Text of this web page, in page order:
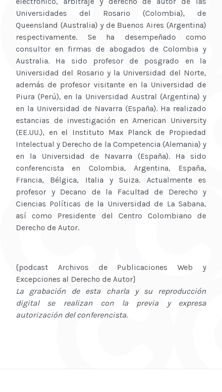
Universidades del Rosario (Colombia), de
Queensland (Australia) y de Buenos Aires (Argentina)
respectivamente. Se ha desempeñado como
consultor en firmas de abogados de Colombia y
Australia. Ha sido profesor de posgrado en la
Universidad del Rosario y la Universidad del Norte,
además de profesor visitante en la Universidad de
Piura (Perú), en la Universidad Austral (Argentina) y
en la Universidad de Navarra (España). Ha realizado
estancias de investigación en American University
(EE.UU.), en el Instituto Max Planck de Propiedad
Intelectual y Derecho de la Competencia (Alemania) y
en la Universidad de Navarra (España). Ha sido
conferencista en Colombia, Argentina, España,
Francia, Bélgica, Italia y Suiza. Actualmente es
profesor y Decano de la Facultad de Derecho y
Ciencias Políticas de la Universidad de La Sabana,
así como Presidente del Centro Colombiano de
Derecho de Autor.
{podcast Archivos de Publicaciones Web y
Excepciones al Derecho de Autor}
La grabación de esta charla y su reproducción
digital se realizan con la previa y expresa
autorización del conferencista.